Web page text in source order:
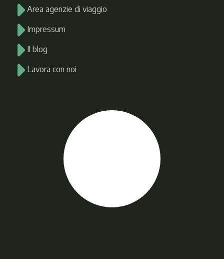
Area agenzie di viaggio
Impressum
Il blog
Lavora con noi